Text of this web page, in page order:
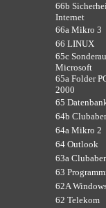
66b
Internet
66a Mikro 3
66 LINUX
65c
Microsoft
65a Folder
2000
65
64b
64a Mikro 2
64 Outlook
63a
63
62A
62 Telekom